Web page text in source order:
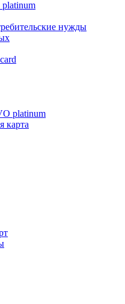
platinum
нужды
platinum
карта